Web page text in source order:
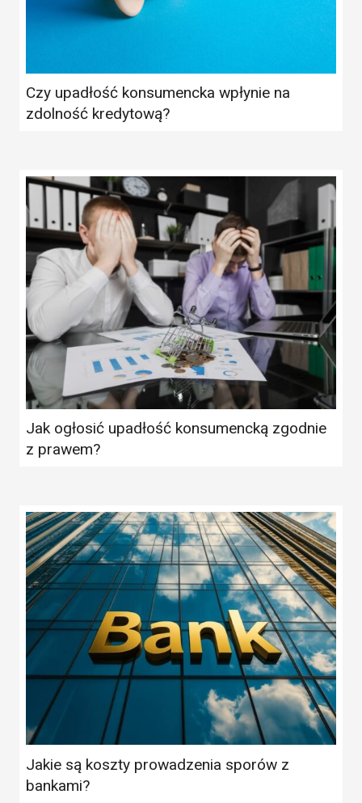
Czy upadłość konsumencka wpłynie na
zdolność kredytową?
Jak ogłosić upadłość konsumencką zgodnie
z prawem?
Jakie są koszty prowadzenia sporów z
bankami?